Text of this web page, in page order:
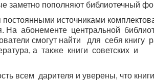
заметно пополняют библиотечный
источниками
На абонементе центральной
смогут найти для себя книгу
а также книги советских и
всем дарителя и уверены, что